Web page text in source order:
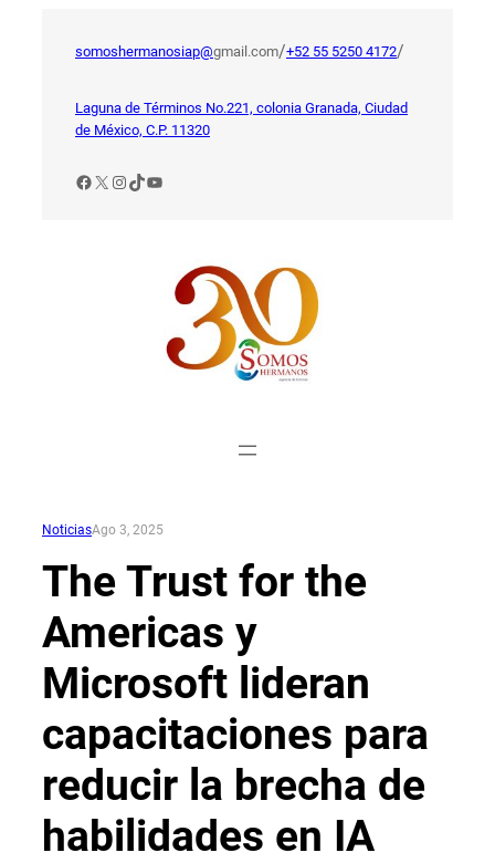
somoshermanosiap@gmail.com/+52 55 5250 4172/
Laguna de Términos No.221, colonia Granada, Ciudad
de México, C.P. 11320
Facebook
X Instagram
TikTok
YouTube
NoticiasAgo 3, 2025
The Trust for the
Americas y
Microsoft lideran
capacitaciones para
reducir la brecha de
habilidades en IA